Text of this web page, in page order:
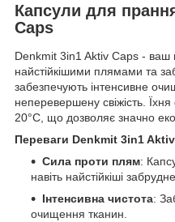
Капсули для
Caps
Denkmit 3in1 Aktiv Caps - ваш
найстійкішими плямами та
забезпечують інтенсивне
неперевершену свіжість.
20°C, що дозволяє значно
Переваги Denkmit 3in1
Сила проти плям:
навіть найстійкіші
Інтенсивна чистота:
очищення тканин.